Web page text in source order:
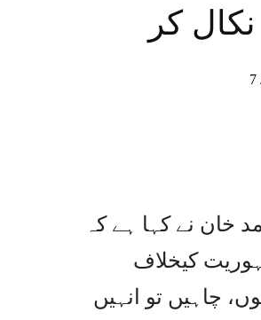
نکال کر
7
خان نے کہا ہے کہ
جسے جمہوریت کیخلاف
کا شدید مخالف ہوں، چاہیں تو انہیں